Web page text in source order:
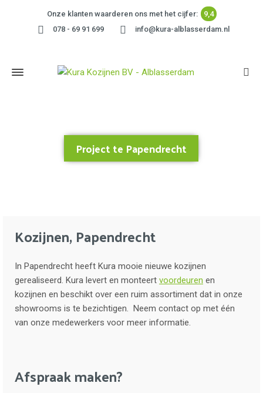
Onze klanten waarderen ons met het cijfer:
9,4
078 - 69 91 699
info@kura-alblasserdam.nl
Project te Papendrecht
Kozijnen, Papendrecht
In Papendrecht heeft Kura mooie nieuwe kozijnen
gerealiseerd. Kura levert en monteert voordeuren en
kozijnen en beschikt over een ruim assortiment dat in onze
showrooms is te bezichtigen. Neem contact op met één
van onze medewerkers voor meer informatie.
Afspraak maken?